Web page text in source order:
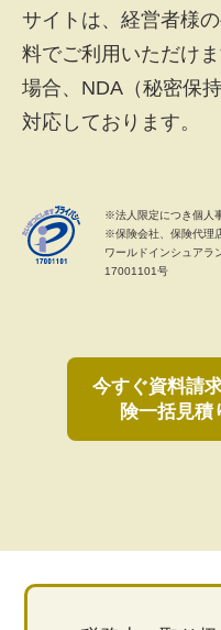
サイトは、経営者様
料でご利用いただけ
場合、NDA（秘密保
対応しております。
※法人限定につき個人
※保険会社、保険代理
ワールドインシュアラ
17001101号
今すぐ資料請
険一括見積